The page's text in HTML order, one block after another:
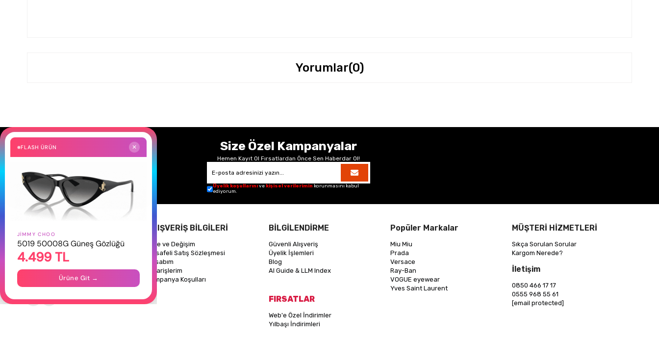
Yorumlar(0)
Size Özel Kampanyalar
Hemen Kayıt Ol Fırsatlardan Önce Sen Haberdar Ol!
Üyelik koşullarınıve kişisel verilerimin korunmasını kabul
ediyorum.
Hakkımızda
Gizlilik Politikası
İletişim
Mağazalarımız
Takipte Kal
ALIŞVERİŞ BİLGİLERİ
İade ve Değişim
Mesafeli Satış Sözleşmesi
Hesabım
Siparişlerim
Kampanya Koşulları
BİLGİLENDİRME
Güvenli Alışveriş
Üyelik İşlemleri
Blog
AI Guide & LLM Index
FIRSATLAR
Web'e Özel İndirimler
Yılbaşı İndirimleri
Popüler Markalar
Miu Miu
Prada
Versace
Ray-Ban
VOGUE eyewear
Yves Saint Laurent
MÜŞTERİ HİZMETLERİ
Sıkça Sorulan Sorular
Kargom Nerede?
İletişim
0850 466 17 17
0555 968 55 61
[email protected]
FLASH ÜRÜN ✕
JIMMY CHOO
5019 50008G Güneş Gözlüğü
4.499 TL
Ürüne Git →